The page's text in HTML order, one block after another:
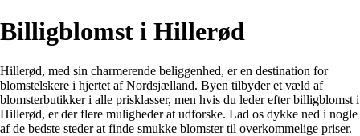
Billigblomst i Hillerød
Hillerød, med sin charmerende beliggenhed, er en destination for
blomstelskere i hjertet af Nordsjælland. Byen tilbyder et væld af
blomsterbutikker i alle prisklasser, men hvis du leder efter billigblomst i
Hillerød, er der flere muligheder at udforske. Lad os dykke ned i nogle
af de bedste steder at finde smukke blomster til overkommelige priser.